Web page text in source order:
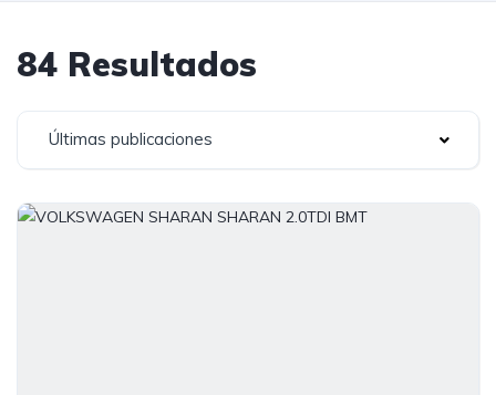
84 Resultados
Últimas publicaciones